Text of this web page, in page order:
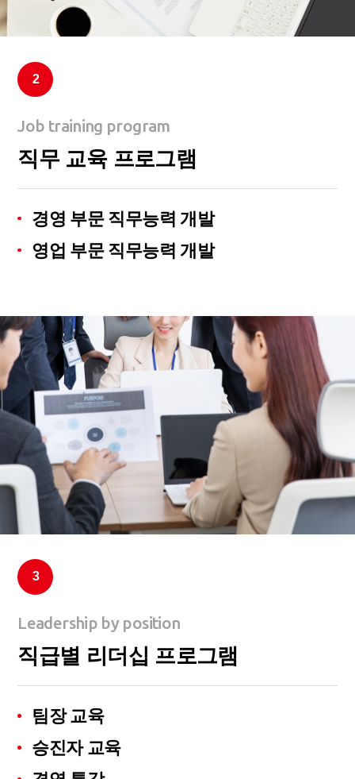
2
Job training program
직무 교육 프로그램
경영 부문 직무능력 개발
영업 부문 직무능력 개발
3
Leadership by position
직급별 리더십 프로그램
팀장 교육
승진자 교육